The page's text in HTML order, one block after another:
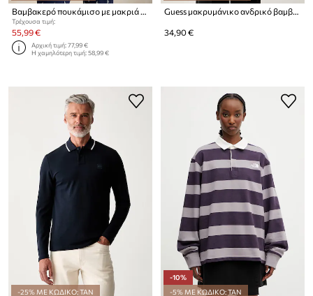
Βαμβακερό πουκάμισο με μακριά μανίκια Polo Ralph Lauren
Τρέχουσα τιμή:
55,99 €
Αρχική τιμή:77,99 €
Η χαμηλότερη τιμή:58,99 €
Guess μακρυμάνικο ανδρικό βαμβακερό με ελαστάν
34,90 €
-25% ΜΕ ΚΩΔΙΚΟ: TAN
-10%
-5% ΜΕ ΚΩΔΙΚΟ: TAN